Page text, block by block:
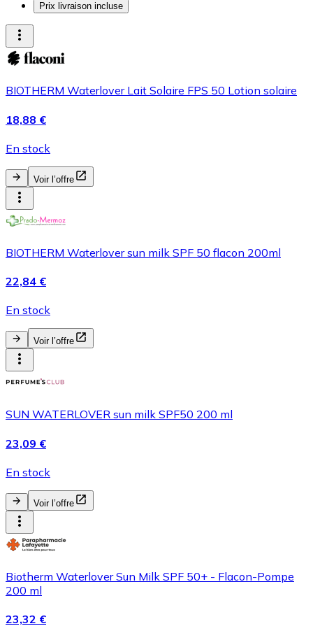
Prix livraison incluse
BIOTHERM Waterlover Lait Solaire FPS 50 Lotion solaire
18,88 €
En stock
Voir l’offre
BIOTHERM Waterlover sun milk SPF 50 flacon 200ml
22,84 €
En stock
Voir l’offre
SUN WATERLOVER sun milk SPF50 200 ml
23,09 €
En stock
Voir l’offre
Biotherm Waterlover Sun Milk SPF 50+ - Flacon-Pompe
200 ml
23,32 €